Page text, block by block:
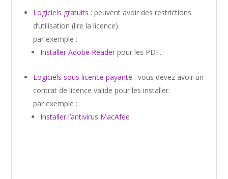
Logiciels gratuits : peuvent avoir des restrictions
d’utilisation (lire la licence).
par exemple :
Installer Adobe Reader pour les PDF.
Logiciels sous licence payante : vous devez avoir un
contrat de licence valide pour les installer.
par exemple :
Installer l’antivirus MacAfee